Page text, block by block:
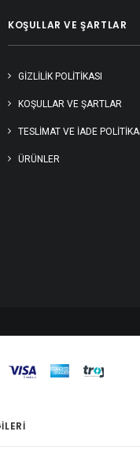
KOŞULLAR VE ŞARTLAR
GIZLILIK POLITIKASI
KOŞULLAR VE ŞARTLAR
TESLIMAT VE İADE
ÜRÜNLER